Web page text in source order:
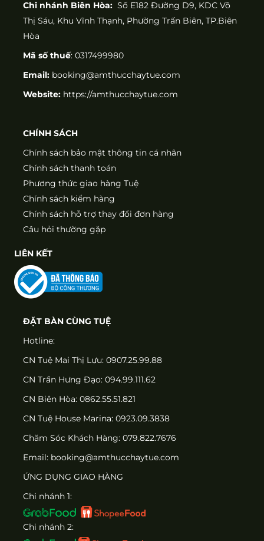
Chi nhánh Biên Hòa: Số E182 Đường D9, KDC Võ
Thị Sáu, Khu Vĩnh Thạnh, Phường Trấn Biên, TP.Biên
Hòa
Mã số thuế: 0317499980
Email: booking@amthucchaytue.com
Website: https://amthucchaytue.com
CHÍNH SÁCH
Chính sách bảo mật thông tin cá nhân
Chính sách thanh toán
Phương thức giao hàng Tuệ
Chính sách kiểm hàng
Chính sách hỗ trợ thay đổi đơn hàng
Câu hỏi thường gặp
LIÊN KẾT
ĐẶT BÀN CÙNG TUỆ
Hotline:
CN Tuệ Mai Thị Lựu: 0907.25.99.88
CN Trần Hưng Đạo: 094.99.111.62
CN Biên Hòa: 0862.55.51.821
CN Tuệ House Marina: 0923.09.3838
Chăm Sóc Khách Hàng: 079.822.7676
Email: booking@amthucchaytue.com
ỨNG DỤNG GIAO HÀNG
Chi nhánh 1:
Chi nhánh 2: